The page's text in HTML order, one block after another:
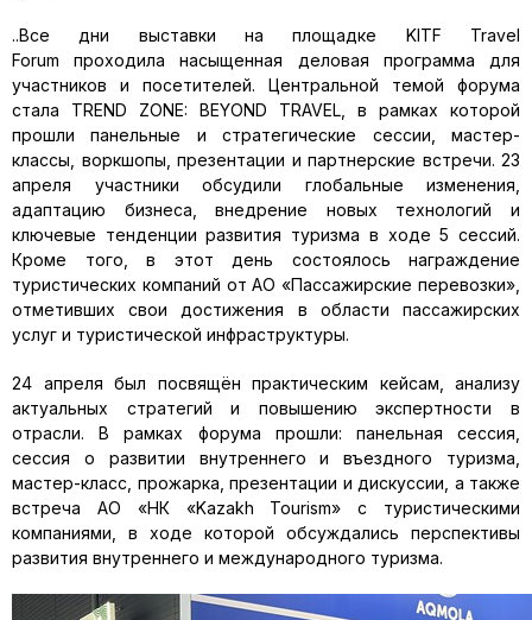
..Все дни выставки на площадке KITF Travel
Forum проходила насыщенная деловая программа для
участников и посетителей. Центральной темой форума
стала TREND ZONE: BEYOND TRAVEL, в рамках которой
прошли панельные и стратегические сессии, мастер-
классы, воркшопы, презентации и партнерские встречи. 23
апреля участники обсудили глобальные изменения,
адаптацию бизнеса, внедрение новых технологий и
ключевые тенденции развития туризма в ходе 5 сессий.
Кроме того, в этот день состоялось награждение
туристических компаний от АО «Пассажирские перевозки»,
отметивших свои достижения в области пассажирских
услуг и туристической инфраструктуры.
24 апреля был посвящён практическим кейсам, анализу
актуальных стратегий и повышению экспертности в
отрасли. В рамках форума прошли: панельная сессия,
сессия о развитии внутреннего и въездного туризма,
мастер-класс, прожарка, презентации и дискуссии, а также
встреча АО «НК «Kazakh Tourism» с туристическими
компаниями, в ходе которой обсуждались перспективы
развития внутреннего и международного туризма.